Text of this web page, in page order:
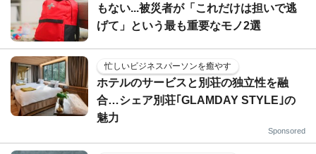
もない...被災者が「これだけは担いで逃
げて」という最も重要なモノ2選
忙しいビジネスパーソンを癒やす
ホテルのサービスと別荘の独立性を融
合…シェア別荘｢GLAMDAY STYLE｣の
魅力
Sponsored